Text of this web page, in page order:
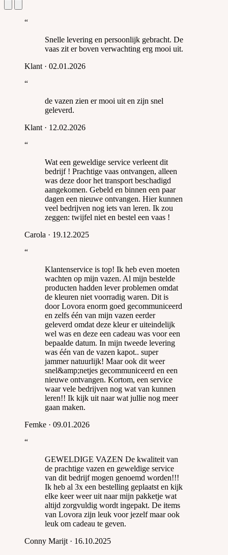
“
Snelle levering en persoonlijk gebracht. De
vaas zit er boven verwachting erg mooi uit.
Klant · 02.01.2026
“
de vazen zien er mooi uit en zijn snel
geleverd.
Klant · 12.02.2026
“
Wat een geweldige service verleent dit
bedrijf ! Prachtige vaas ontvangen, alleen
was deze door het transport beschadigd
aangekomen. Gebeld en binnen een paar
dagen een nieuwe ontvangen. Hier kunnen
veel bedrijven nog iets van leren. Ik zou
zeggen: twijfel niet en bestel een vaas !
Carola · 19.12.2025
“
Klantenservice is top! Ik heb even moeten
wachten op mijn vazen. Al mijn bestelde
producten hadden lever problemen omdat
de kleuren niet voorradig waren. Dit is
door Lovora enorm goed gecommuniceerd
en zelfs één van mijn vazen eerder
geleverd omdat deze kleur er uiteindelijk
wel was en deze een cadeau was voor een
bepaalde datum. In mijn tweede levering
was één van de vazen kapot.. super
jammer natuurlijk! Maar ook dit weer
snel&amp;netjes gecommuniceerd en een
nieuwe ontvangen. Kortom, een service
waar vele bedrijven nog wat van kunnen
leren!! Ik kijk uit naar wat jullie nog meer
gaan maken.
Femke · 09.01.2026
“
GEWELDIGE VAZEN De kwaliteit van
de prachtige vazen en geweldige service
van dit bedrijf mogen genoemd worden!!!
Ik heb al 3x een bestelling geplaatst en kijk
elke keer weer uit naar mijn pakketje wat
altijd zorgvuldig wordt ingepakt. De items
van Lovora zijn leuk voor jezelf maar ook
leuk om cadeau te geven.
Conny Marijt · 16.10.2025